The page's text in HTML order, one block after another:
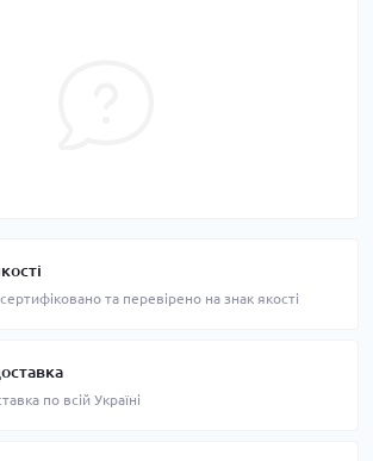
та перевірено на знак якості
по всій Україні